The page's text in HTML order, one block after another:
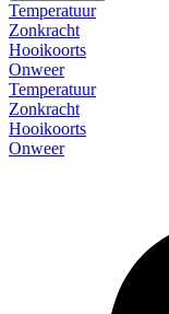
Temperatuur
Zonkracht
Hooikoorts
Onweer
Temperatuur
Zonkracht
Hooikoorts
Onweer